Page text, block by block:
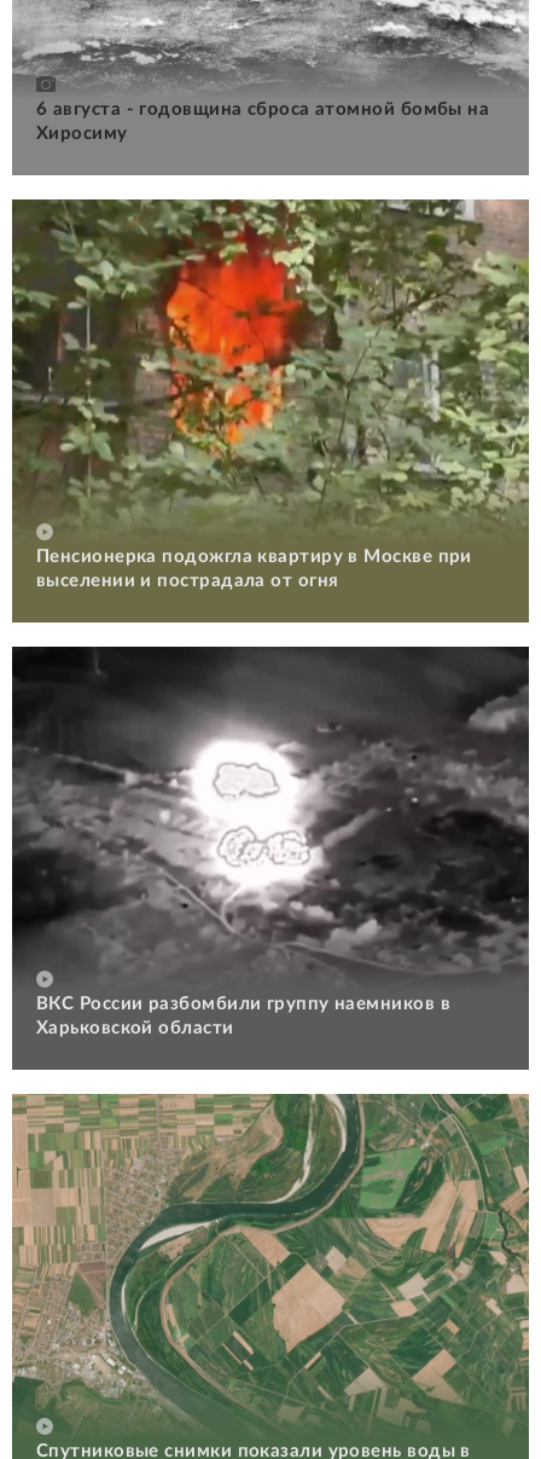
6 августа - годовщина сброса атомной бомбы на
Хиросиму
Пенсионерка подожгла квартиру в Москве при
выселении и пострадала от огня
ВКС России разбомбили группу наемников в
Харьковской области
Спутниковые снимки показали уровень воды в